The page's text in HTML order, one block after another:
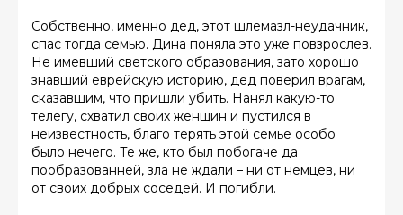
Собственно, именно дед, этот шлемазл-неудачник,
спас тогда семью. Дина поняла это уже повзрослев.
Не имевший светского образования, зато хорошо
знавший еврейскую историю, дед поверил врагам,
сказавшим, что пришли убить. Нанял какую-то
телегу, схватил своих женщин и пустился в
неизвестность, благо терять этой семье особо
было нечего. Те же, кто был побогаче да
пообразованней, зла не ждали – ни от немцев, ни
от своих добрых соседей. И погибли.